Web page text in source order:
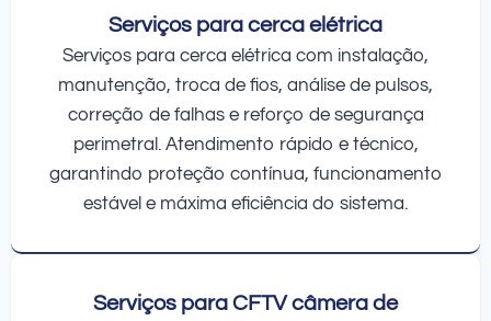
Serviços para cerca elétrica
Serviços para cerca elétrica com instalação,
manutenção, troca de fios, análise de pulsos,
correção de falhas e reforço de segurança
perimetral. Atendimento rápido e técnico,
garantindo proteção contínua, funcionamento
estável e máxima eficiência do sistema.
Serviços para CFTV câmera de